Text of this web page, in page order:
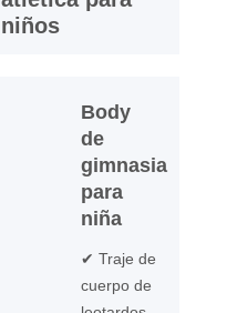
niños
Body
de
gimnasia
para
niña
✔ Traje de
cuerpo de